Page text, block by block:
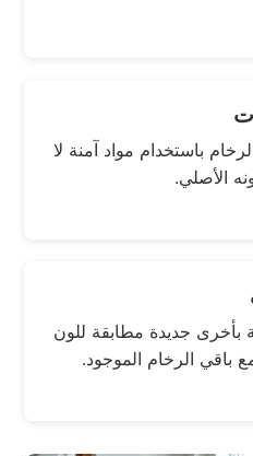
باستخدام مواد آمنة لا
الأصلي.
بأخرى جديدة مطابقة للون
باقي الرخام الموجود.